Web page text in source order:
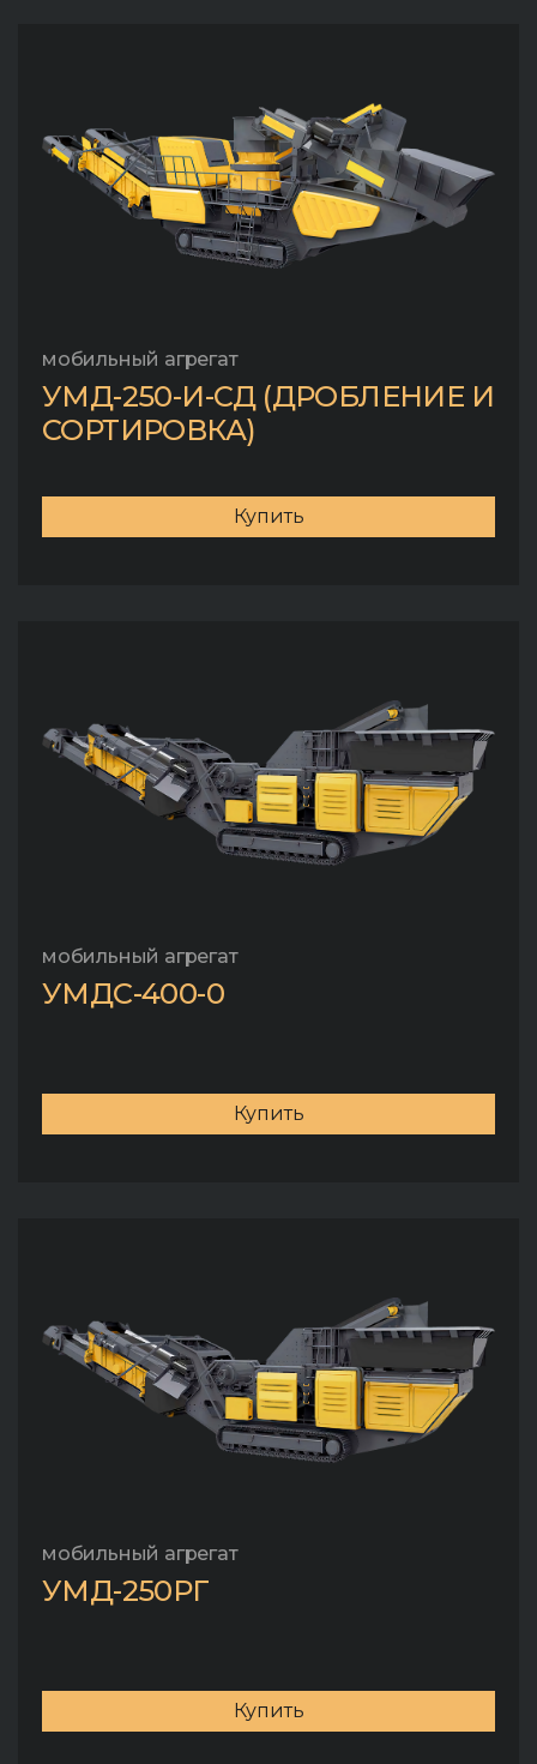
мобильный агрегат
УМД-250-И-СД (ДРОБЛЕНИЕ И
СОРТИРОВКА)
Купить
мобильный агрегат
УМДС-400-0
Купить
мобильный агрегат
УМД-250РГ
Купить